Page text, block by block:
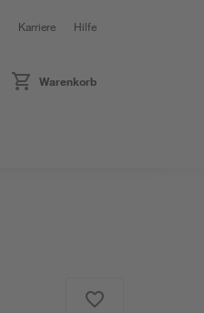
Karriere Hilfe
Warenkorb